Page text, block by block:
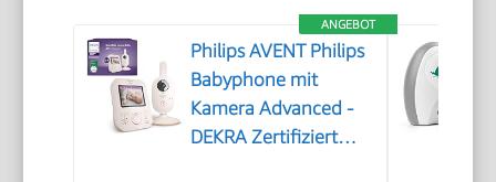
ANGEBOT
Philips AVENT Philips
Babyphone mit
Kamera Advanced -
DEKRA Zertifiziert